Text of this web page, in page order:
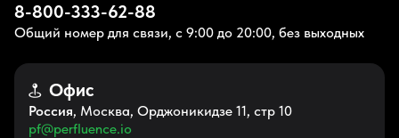
8-800-333-62-88
Общий номер для связи, с 9:00 до 20:00, без выходных
Офис
Россия, Москва, Орджоникидзе 11, стр 10
pf@perfluence.io